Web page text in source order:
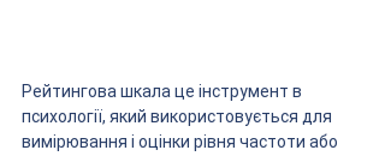
Рейтингова шкала це інструмент в
психології, який використовується для
вимірювання і оцінки рівня частоти або